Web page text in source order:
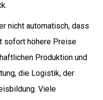
nicht automatisch, dass
sofort höhere Preise
Produktion und
die Logistik, der
Viele